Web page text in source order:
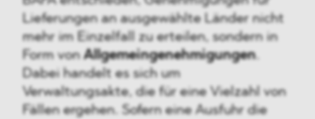
Lieferungen an ausgewählte Länder nicht
mehr im Einzelfall zu erteilen, sondern in
Form vonAllgemeingenehmigungen.
Dabei handelt es sich um
Verwaltungsakte, die für eine Vielzahl von
Fällen ergehen. Sofern eine Ausfuhr die